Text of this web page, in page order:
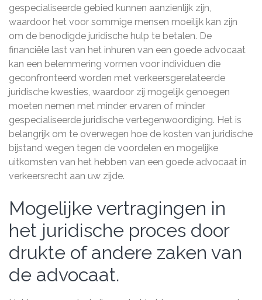
gespecialiseerde gebied kunnen aanzienlijk zijn,
waardoor het voor sommige mensen moeilijk kan zijn
om de benodigde juridische hulp te betalen. De
financiële last van het inhuren van een goede advocaat
kan een belemmering vormen voor individuen die
geconfronteerd worden met verkeersgerelateerde
juridische kwesties, waardoor zij mogelijk genoegen
moeten nemen met minder ervaren of minder
gespecialiseerde juridische vertegenwoordiging. Het is
belangrijk om te overwegen hoe de kosten van juridische
bijstand wegen tegen de voordelen en mogelijke
uitkomsten van het hebben van een goede advocaat in
verkeersrecht aan uw zijde.
Mogelijke vertragingen in
het juridische proces door
drukte of andere zaken van
de advocaat.